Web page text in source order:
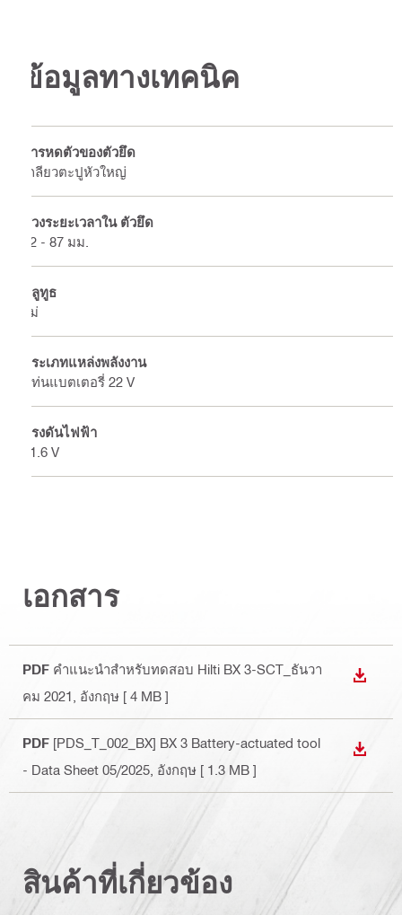
ข้อมูลทางเทคนิค
การหดตัวของตัวยึด
เกลียวตะปูหัวใหญ่
ช่วงระยะเวลาใน ตัวยึด
52 - 87 มม.
บลูทูธ
ไม่
ประเภทแหล่งพลังงาน
แท่นแบตเตอรี่ 22 V
แรงดันไฟฟ้า
21.6 V
เอกสาร
PDF คำแนะนำสำหรับทดสอบ Hilti BX 3-SCT_ธันวา
คม 2021
, อังกฤษ [ 4 MB ]
PDF [PDS_T_002_BX] BX 3 Battery-actuated tool
- Data Sheet 05/2025 , อังกฤษ [ 1.3 MB ]
สินค้าที่เกี่ยวข้อง